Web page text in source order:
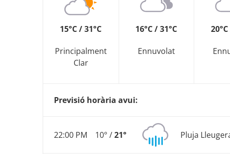
15°C / 31°C
Principalment
Clar
16°C / 31°C
Ennuvolat
Previsió horària avui:
22:00 PM 10° /21° Pluja